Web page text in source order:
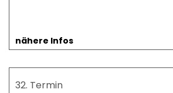
nähere Infos
32. Termin